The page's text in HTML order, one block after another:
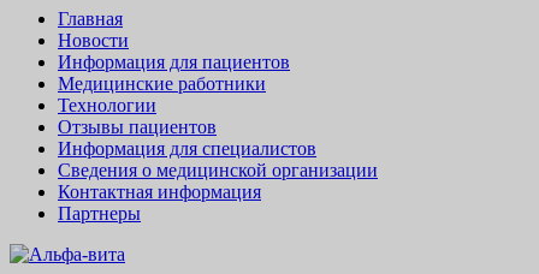
Главная
Новости
Информация для пациентов
Медицинские работники
Технологии
Отзывы пациентов
Информация для специалистов
Сведения о медицинской организации
Контактная информация
Партнеры